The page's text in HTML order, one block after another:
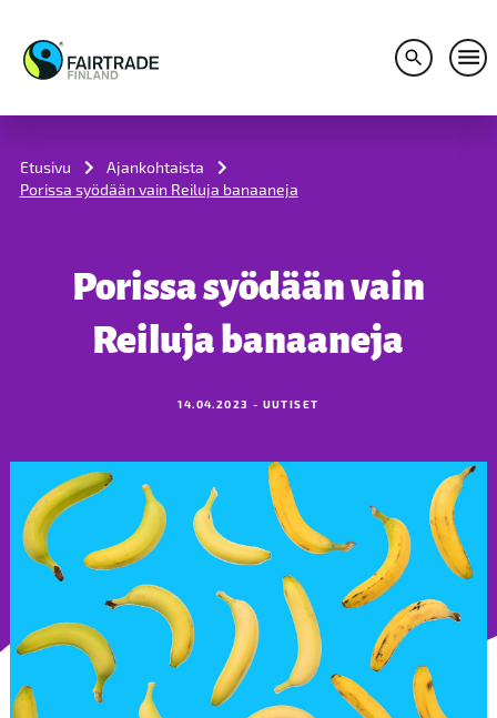
Avaa
Etusivu
Ajankohtaista
Porissa syödään vain Reiluja banaaneja
Porissa syödään vain
Reiluja banaaneja
14.04.2023 - UUTISET